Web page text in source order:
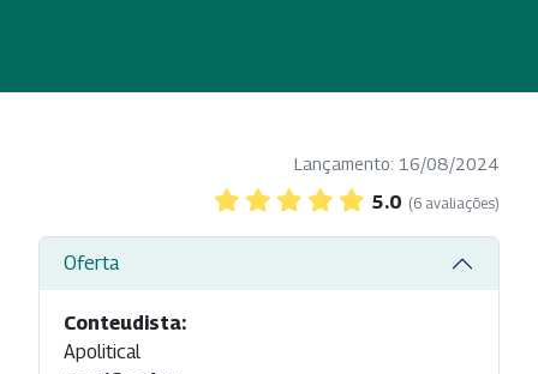
Lançamento: 16/08/2024
5.0 (6 avaliações)
Oferta
Conteudista:
Apolitical